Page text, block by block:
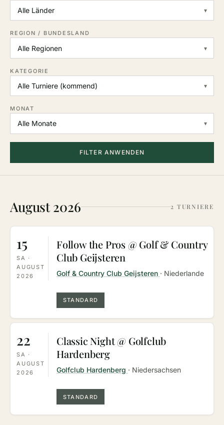
REGION / BUNDESLAND
KATEGORIE
MONAT
FILTER ANWENDEN
August 2026 2 TURNIERE
15
SA ·
AUGUST
2026
Follow the Pros @ Golf & Country
Club Geijsteren
Golf & Country Club Geijsteren · Niederlande
STANDARD
22
SA ·
AUGUST
2026
Classic Night @ Golfclub
Hardenberg
Golfclub Hardenberg · Niedersachsen
STANDARD